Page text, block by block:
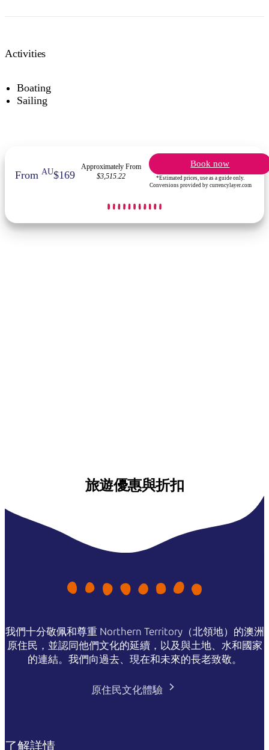
Activities
Boating
Sailing
FromAU$169
Approximately From
$3,515.22
Book now
*Estimated prices, use as a guide only.
Conversions provided by currencylayer.com
旅遊優惠與折扣
我們十分敬佩和尊重 Northern Territory（北領地）的澳洲
原住民，並認同他們文化的延續，以及與土地、水和國家
的連結。我們向過去、現在和未來的長老致敬。
原住民文化體驗
了解詳情